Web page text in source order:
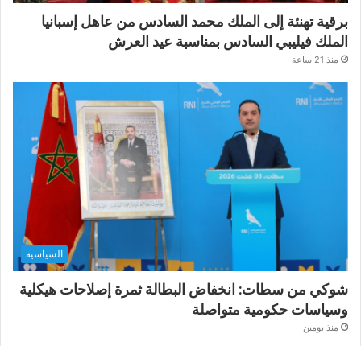
برقية تهنئة إلى الملك محمد السادس من عاهل إسبانيا
الملك فيليبي السادس بمناسبة عيد العرش
منذ 21 ساعة
السياسية
شوكي من سطات: انخفاض البطالة ثمرة إصلاحات هيكلية
وسياسات حكومية متواصلة
منذ يومين